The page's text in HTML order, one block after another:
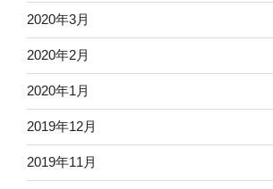
2020年3月
2020年2月
2020年1月
2019年12月
2019年11月